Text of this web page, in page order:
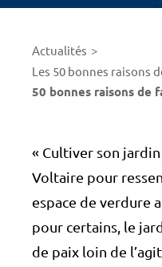
Actualités
Les 50 bonnes raisons
50 bonnes raisons de
« Cultiver son
Voltaire pour
espace de verdure
pour certains, le
de paix loin de